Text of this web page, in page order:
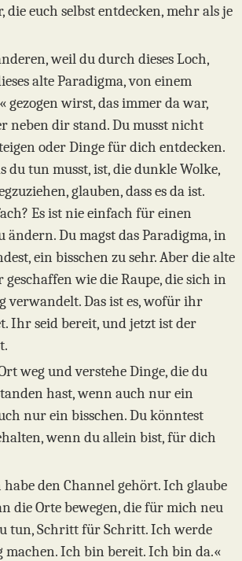
euch selbst entdecken, mehr als je
weil du durch dieses Loch,
alte Paradigma, von einem
gezogen wirst, das immer da war,
neben dir stand. Du musst nicht
oder Dinge für dich entdecken.
du tun musst, ist, die dunkle Wolke,
glauben, dass es da ist.
Es ist nie einfach für einen
ändern. Du magst das Paradigma, in
ein bisschen zu sehr. Aber die alte
geschaffen wie die Raupe, die sich in
verwandelt. Das ist es, wofür ihr
Ihr seid bereit, und jetzt ist der
weg und verstehe Dinge, die du
hast, wenn auch nur ein
nur ein bisschen. Du könntest
wenn du allein bist, für dich
den Channel gehört. Ich glaube
die Orte bewegen, die für mich neu
tun, Schritt für Schritt. Ich werde
machen. Ich bin bereit. Ich bin da.«